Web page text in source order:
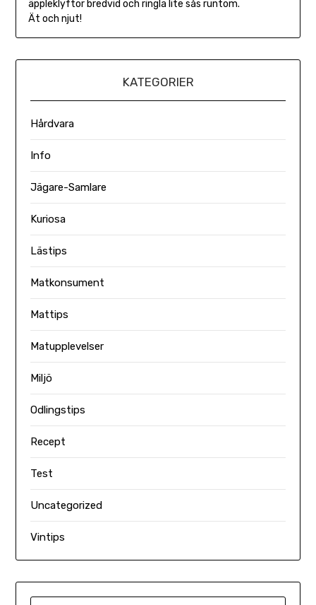
äppleklyftor bredvid och ringla lite sås runtom.
Ät och njut!
KATEGORIER
Hårdvara
Info
Jägare-Samlare
Kuriosa
Lästips
Matkonsument
Mattips
Matupplevelser
Miljö
Odlingstips
Recept
Test
Uncategorized
Vintips